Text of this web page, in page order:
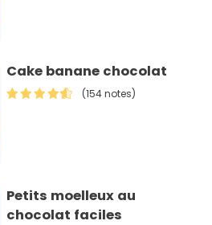
Cake banane chocolat
(154 notes)
Petits moelleux au
chocolat faciles